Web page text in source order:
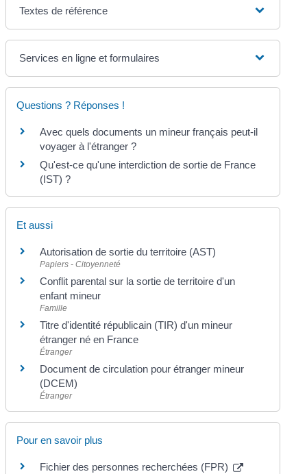
Textes de référence
Services en ligne et formulaires
Questions ? Réponses !
Avec quels documents un mineur français peut-il
voyager à l'étranger ?
Qu'est-ce qu'une interdiction de sortie de France
(IST) ?
Et aussi
Autorisation de sortie du territoire (AST)
Papiers - Citoyenneté
Conflit parental sur la sortie de territoire d'un
enfant mineur
Famille
Titre d'identité républicain (TIR) d'un mineur
étranger né en France
Étranger
Document de circulation pour étranger mineur
(DCEM)
Étranger
Pour en savoir plus
Fichier des personnes recherchées (FPR)